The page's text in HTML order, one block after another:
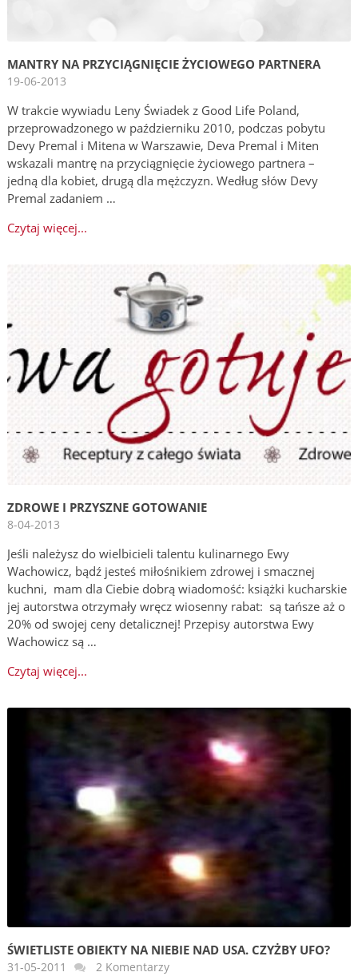
MANTRY NA PRZYCIĄGNIĘCIE ŻYCIOWEGO PARTNERA
19-06-2013
W trakcie wywiadu Leny Świadek z Good Life Poland,
przeprowadzonego w październiku 2010, podczas pobytu
Devy Premal i Mitena w Warszawie, Deva Premal i Miten
wskazali mantrę na przyciągnięcie życiowego partnera –
jedną dla kobiet, drugą dla mężczyzn. Według słów Devy
Premal zadaniem …
Czytaj więcej...
ZDROWE I PRZYSZNE GOTOWANIE
8-04-2013
Jeśli należysz do wielbicieli talentu kulinarnego Ewy
Wachowicz, bądź jesteś miłośnikiem zdrowej i smacznej
kuchni, mam dla Ciebie dobrą wiadomość: książki kucharskie
jej autorstwa otrzymały wręcz wiosenny rabat: są tańsze aż o
20% od swojej ceny detalicznej! Przepisy autorstwa Ewy
Wachowicz są …
Czytaj więcej...
ŚWIETLISTE OBIEKTY NA NIEBIE NAD USA. CZYŻBY UFO?
31-05-2011 2 Komentarzy